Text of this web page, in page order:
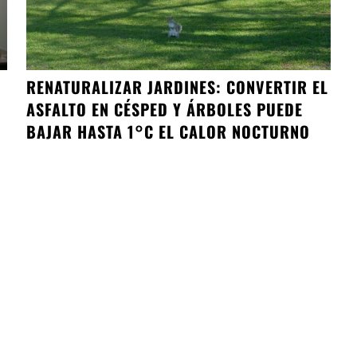
RENATURALIZAR JARDINES: CONVERTIR EL
ASFALTO EN CÉSPED Y ÁRBOLES PUEDE
BAJAR HASTA 1°C EL CALOR NOCTURNO